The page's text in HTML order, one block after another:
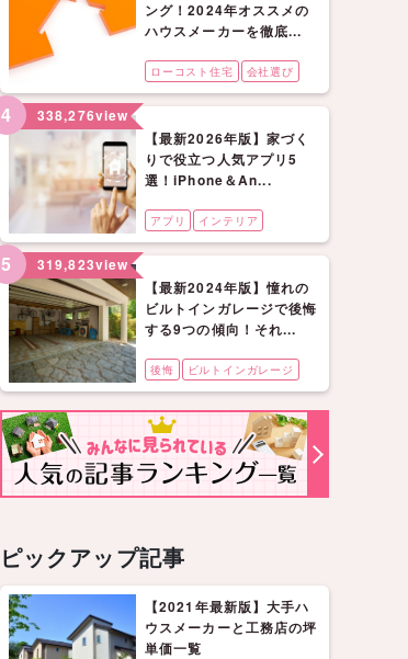
ング！2024年オススメの
ハウスメーカーを徹底...
ローコスト住宅 会社選び
4 338,276view
【最新2026年版】家づく
りで役立つ人気アプリ5
選！iPhone＆An...
アプリ インテリア
5 319,823view
【最新2024年版】憧れの
ビルトインガレージで後悔
する9つの傾向！それ...
後悔 ビルトインガレージ
ピックアップ記事
【2021年最新版】大手ハ
ウスメーカーと工務店の坪
単価一覧